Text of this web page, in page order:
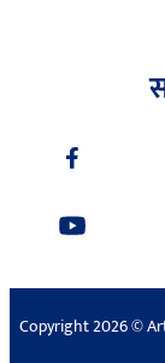
Copyright 2026 ©